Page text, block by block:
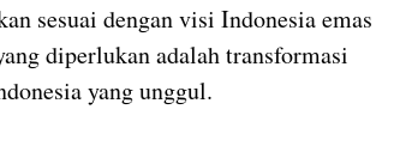
sesuai dengan visi Indonesia emas
diperlukan adalah transformasi
yang unggul.